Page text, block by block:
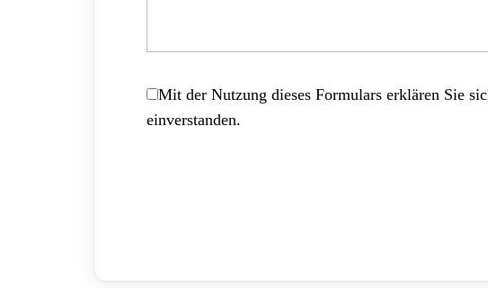
Mit der Nutzung dieses Formulars erklären Sie
einverstanden.